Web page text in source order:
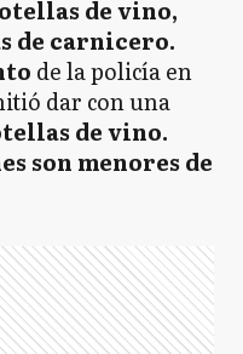
de vino,
de carnicero.
de la policía en
dar con una
de vino.
son menores de